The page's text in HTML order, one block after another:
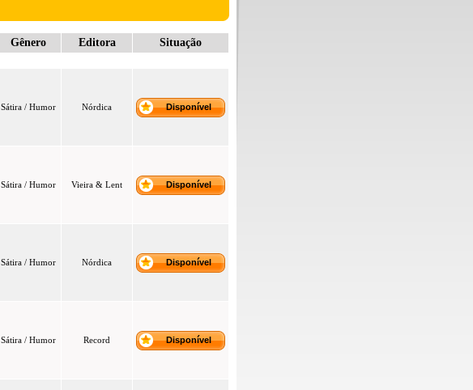
Gênero Editora Situação
Sátira / Humor Nórdica Disponível
Sátira / Humor Vieira & Lent Disponível
Sátira / Humor Nórdica Disponível
Sátira / Humor Record Disponível